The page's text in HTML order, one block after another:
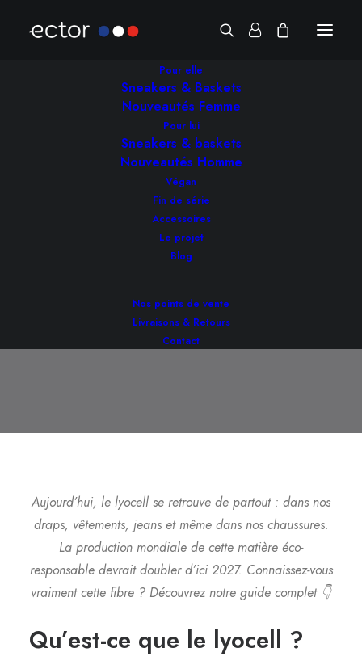
Pour elle
Sneakers & Baskets
Nouveautés Femme
Pour lui
Sneakers & baskets
Nouveautés Homme
Végan
Fin de série
Accessoires
Le projet
Blog
Nos points de vente
Livraisons & Retours
Contact
Le lyocell / tencel : une
matière écologique
incroyable
| INLE BLOG ECTOR
Aujourd’hui, le lyocell se retrouve de partout : dans nos
draps, vêtements, jeans et même dans nos chaussures.
La production mondiale de cette matière éco-
responsable devrait doubler d’ici 2027. Connaissez-vous
vraiment cette fibre ? Découvrez notre guide complet 👇
Qu’est-ce que le lyocell ?